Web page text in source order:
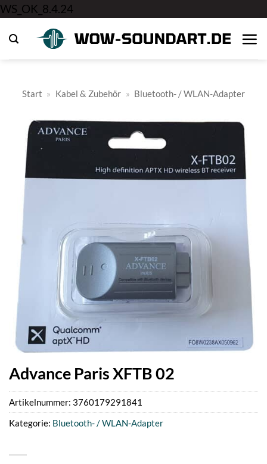
WS_OK_8.4.24
springen
Start » Kabel & Zubehör » Bluetooth- / WLAN-Adapter
Advance Paris XFTB 02
Artikelnummer: 3760179291841
Kategorie: Bluetooth- / WLAN-Adapter